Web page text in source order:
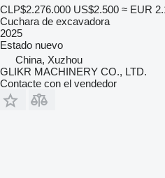
CLP$2.276.000 US$2.500 ≈ EUR
Cuchara de excavadora
2025
Estado nuevo
China, Xuzhou
GLIKR MACHINERY CO., LTD.
Contacte con el vendedor